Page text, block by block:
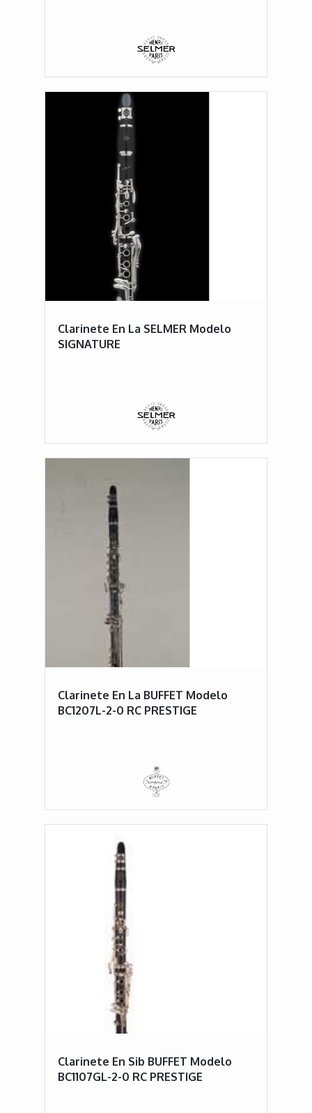
Clarinete En La SELMER Modelo
SIGNATURE
Clarinete En La BUFFET Modelo
BC1207L-2-0 RC PRESTIGE
Clarinete En Sib BUFFET Modelo
BC1107GL-2-0 RC PRESTIGE